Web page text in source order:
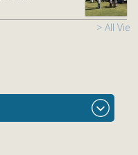
> All View